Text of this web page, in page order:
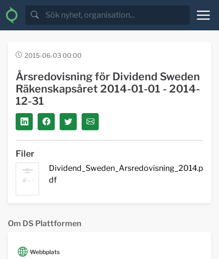
2015-06-03 00:00
Årsredovisning för Dividend Sweden
Räkenskapsåret 2014-01-01 - 2014-
12-31
Filer
Dividend_Sweden_Arsredovisning_2014.p
df
Om DS Plattformen
Webbplats